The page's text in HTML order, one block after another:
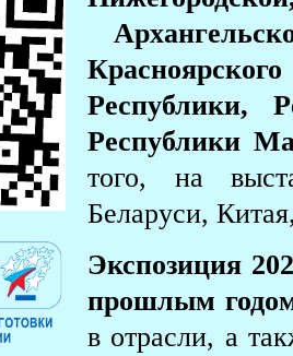
Республики,
Республики
того, на
Беларуси,
Экспозиция
прошлым
в отрасли, а